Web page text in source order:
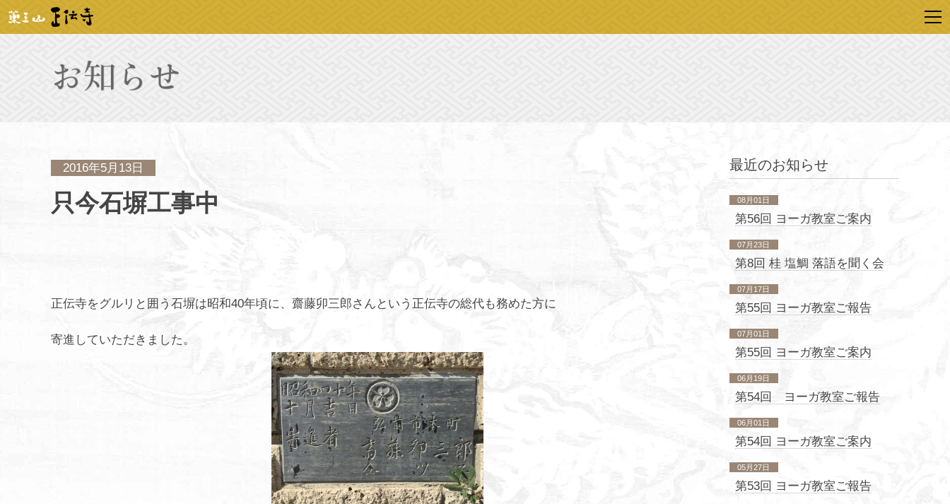
2016年5月13日
只今石塀工事中
正伝寺をグルリと囲う石塀は昭和40年頃に、齋藤卯三郎さんという正伝寺の総代も務めた方に
寄進していただきました。
最近のお知らせ
08月01日
第56回 ヨーガ教室ご案内
07月23日
第8回 桂 塩鯛 落語を聞く会
07月17日
第55回 ヨーガ教室ご報告
07月01日
第55回 ヨーガ教室ご案内
06月19日
第54回 ヨーガ教室ご報告
06月01日
第54回 ヨーガ教室ご案内
05月27日
第53回 ヨーガ教室ご報告